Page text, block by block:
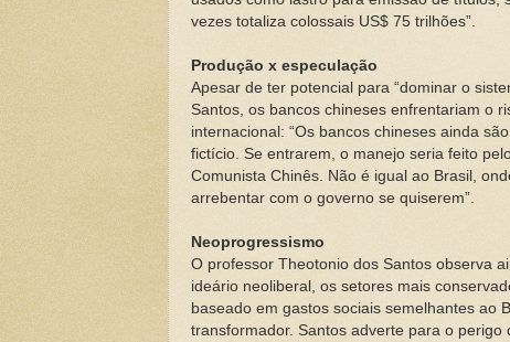
vezes totaliza colossais US$ 75 trilhões”.
Produção x especulação
Apesar de ter potencial para “dominar o
Santos, os bancos chineses enfrentariam o
internacional: “Os bancos chineses ainda
fictício. Se entrarem, o manejo seria feito
Comunista Chinês. Não é igual ao Brasil,
arrebentar com o governo se quiserem”.
Neoprogressismo
O professor Theotonio dos Santos observa
ideário neoliberal, os setores mais
baseado em gastos sociais semelhantes ao
transformador. Santos adverte para o perigo